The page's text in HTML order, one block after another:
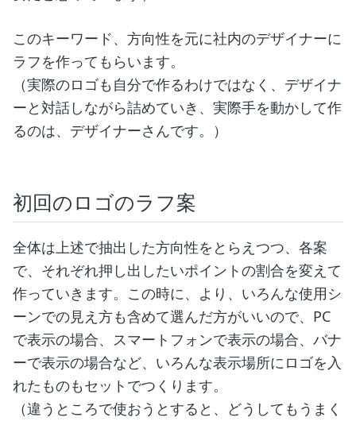
このキーワード、方向性を元に社内のデザイナーに
ラフを作ってもらいます。
（実際のロゴも自分で作るわけではなく、デザイナ
ーと対話しながら詰めていき、実際手を動かして作
るのは、デザイナーさんです。）
初回のロゴのラフ案
全体は上述で抽出した方向性をとらえつつ、各案
で、それぞれ押し出したいポイントの割合を変えて
作っていきます。この時に、より、いろんな使用シ
ーンでの見え方も含めて選んだ方がいいので、PC
で表示の場合、スマートフォンで表示の場合、バナ
ーで表示の場合など、いろんな表示場所にロゴを入
れたものもセットでつくります。
（違うところで使おうとすると、どうしてもうまく